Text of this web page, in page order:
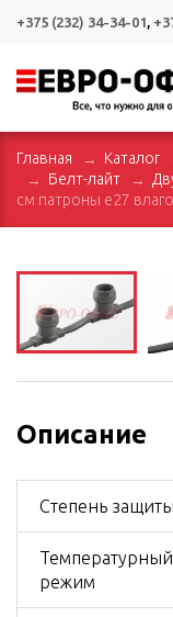
+375 (232) 34-34-01,
Главная Каталог
Белт-лайт
см патроны e27
Описание
Степень защиты
Температурный
режим